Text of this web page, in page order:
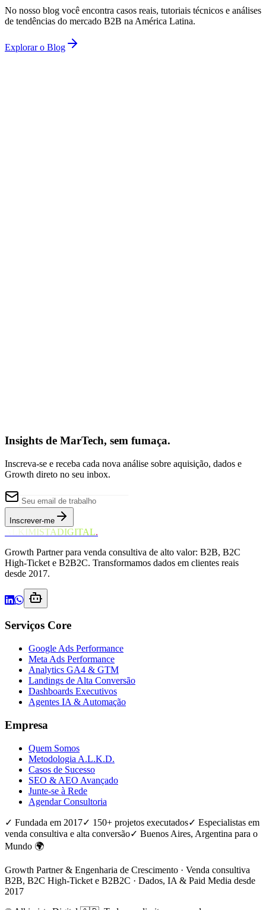
No nosso blog você encontra casos reais, tutoriais técnicos e análises
de tendências do mercado B2B na América Latina.
Explorar o Blog
Insights de MarTech, sem fumaça.
Inscreva-se e receba cada nova análise sobre aquisição, dados e
Growth direto no seu inbox.
Inscrever-me
ALKIMISTADIGITAL.
Growth Partner para venda consultiva de alto valor: B2B, B2C
High-Ticket e B2B2C. Transformamos dados em clientes reais
desde 2017.
Serviços Core
Google Ads Performance
Meta Ads Performance
Analytics GA4 & GTM
Landings de Alta Conversão
Dashboards Executivos
Agentes IA & Automação
Empresa
Quem Somos
Metodologia A.L.K.D.
Casos de Sucesso
SEO & AEO Avançado
Junte-se à Rede
Agendar Consultoria
✓ Fundada em 2017✓ 150+ projetos executados✓ Especialistas em
venda consultiva e alta conversão✓ Buenos Aires, Argentina para o
Mundo 🌍
Growth Partner & Engenharia de Crescimento · Venda consultiva
B2B, B2C High-Ticket e B2B2C · Dados, IA & Paid Media desde
2017